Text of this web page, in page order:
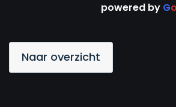
powered by Go
Naar overzicht